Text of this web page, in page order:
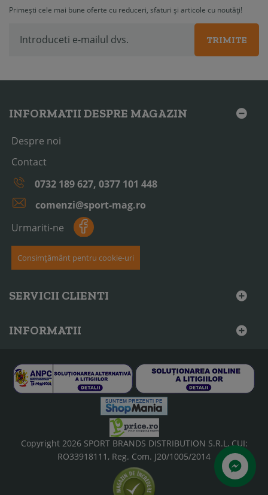
Primești cele mai bune oferte cu reduceri, sfaturi și articole cu noutăți!
TRIMITE
INFORMATII DESPRE MAGAZIN
Despre noi
Contact
0732 189 627, 0377 101 448
comenzi@sport-mag.ro
Urmariti-ne
Consimțământ pentru cookie-uri
SERVICII CLIENTI
INFORMATII
Copyright 2026 SPORT BRANDS DISTRIBUTION S.R.L, CUI:
RO33918111, Reg. Com. J20/1005/2014